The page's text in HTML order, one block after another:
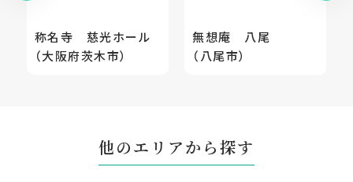
称名寺 慈光ホール
（大阪府茨木市）
無想庵 八尾
（八尾市）
他のエリアから探す